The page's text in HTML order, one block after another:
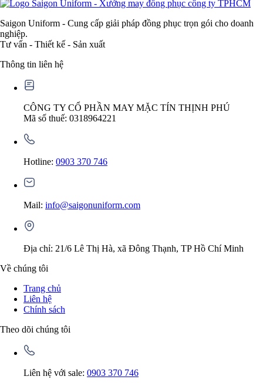
Saigon Uniform - Cung cấp giải pháp đồng phục trọn gói cho doanh
nghiệp.
Tư vấn - Thiết kế - Sản xuất
Thông tin liên hệ
CÔNG TY CỔ PHẦN MAY MẶC TÍN THỊNH PHÚ
Mã số thuế: 0318964221
Hotline: 0903 370 746
Mail: info@saigonuniform.com
Địa chỉ: 21/6 Lê Thị Hà, xã Đông Thạnh, TP Hồ Chí Minh
Về chúng tôi
Trang chủ
Liên hệ
Chính sách
Theo dõi chúng tôi
Liên hệ với sale: 0903 370 746